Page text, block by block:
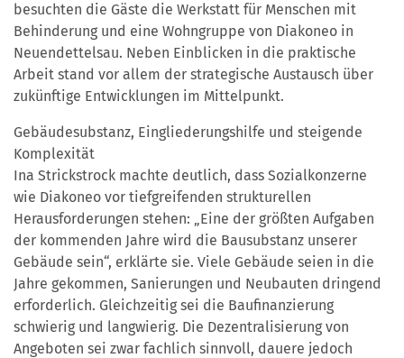
besuchten die Gäste die Werkstatt für Menschen mit
Behinderung und eine Wohngruppe von Diakoneo in
Neuendettelsau. Neben Einblicken in die praktische
Arbeit stand vor allem der strategische Austausch über
zukünftige Entwicklungen im Mittelpunkt.
Gebäudesubstanz, Eingliederungshilfe und steigende
Komplexität
Ina Strickstrock machte deutlich, dass Sozialkonzerne
wie Diakoneo vor tiefgreifenden strukturellen
Herausforderungen stehen: „Eine der größten Aufgaben
der kommenden Jahre wird die Bausubstanz unserer
Gebäude sein“, erklärte sie. Viele Gebäude seien in die
Jahre gekommen, Sanierungen und Neubauten dringend
erforderlich. Gleichzeitig sei die Baufinanzierung
schwierig und langwierig. Die Dezentralisierung von
Angeboten sei zwar fachlich sinnvoll, dauere jedoch